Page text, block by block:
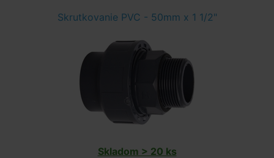
Skrutkovanie PVC - 50mm x 1 1/2"
Skladom > 20 ks